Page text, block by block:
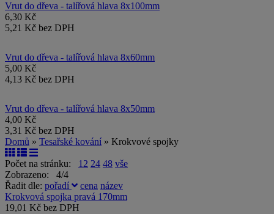
Vrut do dřeva - talířová hlava 8x100mm
6,30 Kč
5,21 Kč bez DPH
Vrut do dřeva - talířová hlava 8x60mm
5,00 Kč
4,13 Kč bez DPH
Vrut do dřeva - talířová hlava 8x50mm
4,00 Kč
3,31 Kč bez DPH
Domů » Tesařské kování » Krokvové spojky
Počet na stránku: 12 24 48 vše
Zobrazeno: 4/4
Řadit dle: pořadí cena název
Krokvová spojka pravá 170mm
19,01 Kč bez DPH